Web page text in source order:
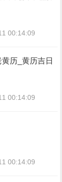
00:14:09
历_黄历吉日
00:14:09
00:14:09